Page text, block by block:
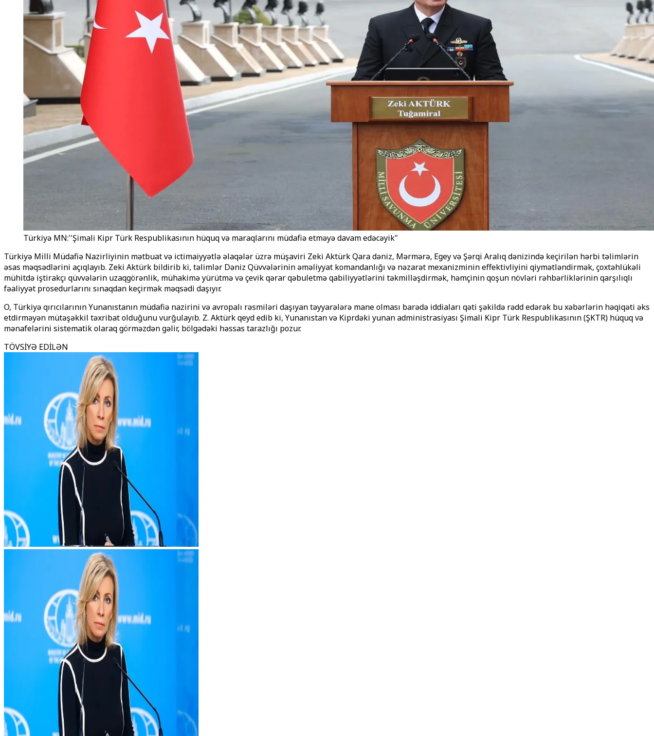
Türkiyə MN:''Şimali Kipr Türk Respublikasının hüquq və maraqlarını müdafiə etməyə davam edəcəyik"
Türkiyə Milli Müdafiə Nazirliyinin mətbuat və ictimaiyyətlə əlaqələr üzrə müşaviri Zeki Aktürk Qara dəniz, Mərmərə, Egey və Şərqi Aralıq dənizində keçirilən hərbi təlimlərin
əsas məqsədlərini açıqlayıb. Zeki Aktürk bildirib ki, təlimlər Dəniz Qüvvələrinin əməliyyat komandanlığı və nəzarət mexanizminin effektivliyini qiymətləndirmək, çoxtəhlükəli
mühitdə iştirakçı qüvvələrin uzaqgörənlik, mühakimə yürütmə və çevik qərar qəbuletmə qabiliyyətlərini təkmilləşdirmək, həmçinin qoşun növləri rəhbərliklərinin qarşılıqlı
fəaliyyət prosedurlarını sınaqdan keçirmək məqsədi daşıyır.
O, Türkiyə qırıcılarının Yunanıstanın müdafiə nazirini və avropalı rəsmiləri daşıyan təyyarələrə mane olması barədə iddiaları qəti şəkildə rədd edərək bu xəbərlərin həqiqəti əks
etdirməyən mütəşəkkil təxribat olduğunu vurğulayıb. Z. Aktürk qeyd edib ki, Yunanıstan və Kiprdəki yunan administrasiyası Şimali Kipr Türk Respublikasının (ŞKTR) hüquq və
mənafelərini sistematik olaraq görməzdən gəlir, bölgədəki həssas tarazlığı pozur.
TÖVSİYƏ EDİLƏN